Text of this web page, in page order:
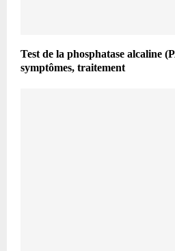
Test de la phosphatase alcaline
symptômes, traitement